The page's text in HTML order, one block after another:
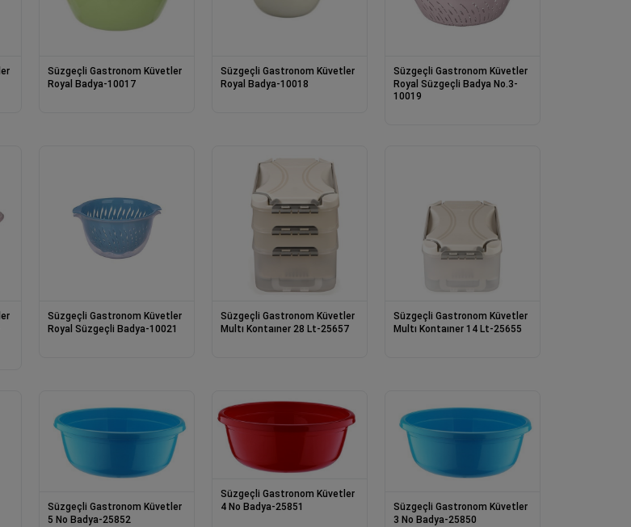
Süzgeçli Gastronom Küvetler
Royal Badya-10017
Süzgeçli Gastronom Küvetler
Royal Badya-10018
Süzgeçli Gastronom Küvetler
Royal Süzgeçli Badya No.3-
10019
Süzgeçli Gastronom Küvetler
Royal Süzgeçli Badya-10021
Süzgeçli Gastronom Küvetler
Multı Kontaıner 28 Lt-25657
Süzgeçli Gastronom Küvetler
Multı Kontaıner 14 Lt-25655
Süzgeçli Gastronom Küvetler
5 No Badya-25852
Süzgeçli Gastronom Küvetler
4 No Badya-25851
Süzgeçli Gastronom Küvetler
3 No Badya-25850